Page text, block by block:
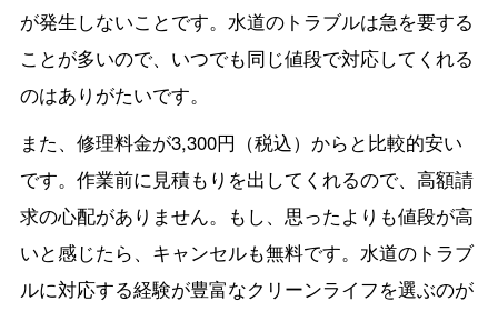
が発生しないことです。水道のトラブルは急を要する
ことが多いので、いつでも同じ値段で対応してくれる
のはありがたいです。
また、修理料金が3,300円（税込）からと比較的安い
です。作業前に見積もりを出してくれるので、高額請
求の心配がありません。もし、思ったよりも値段が高
いと感じたら、キャンセルも無料です。水道のトラブ
ルに対応する経験が豊富なクリーンライフを選ぶのが